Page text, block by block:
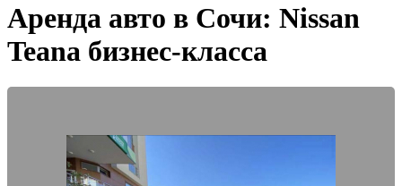
Аренда авто в Сочи: Nissan
Teana бизнес-класса